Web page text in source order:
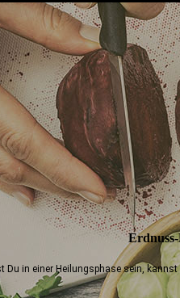
Du in einer Heilungsphase sein,